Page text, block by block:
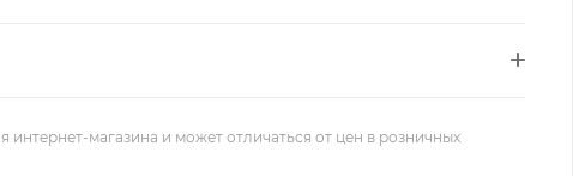
интернет-магазина и может отличаться от цен в розничных